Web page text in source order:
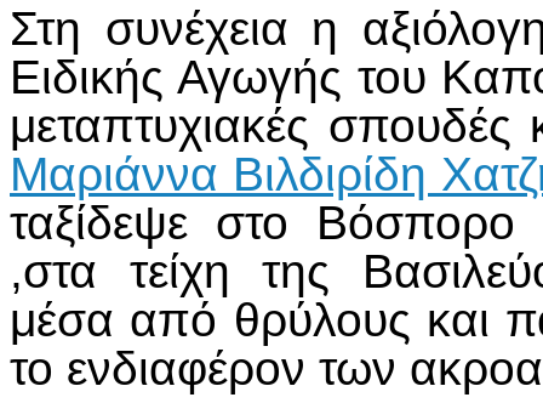
Στη συνέχεια η
Ειδικής Αγωγής του
μεταπτυχιακές σπουδές
Μαριάννα Βιλδιρίδη
ταξίδεψε στο
,στα τείχη της
μέσα από θρύλους και
το ενδιαφέρον των